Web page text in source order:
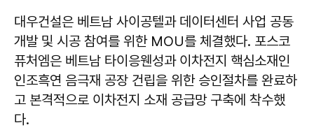
대우건설은 베트남 사이공텔과 데이터센터 사업 공동
개발 및 시공 참여를 위한 MOU를 체결했다. 포스코
퓨처엠은 베트남 타이응웬성과 이차전지 핵심소재인
인조흑연 음극재 공장 건립을 위한 승인절차를 완료하
고 본격적으로 이차전지 소재 공급망 구축에 착수했
다.